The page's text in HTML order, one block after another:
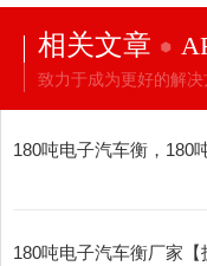
相关文章
致力于成为更好的解决
180吨电子汽车衡，180
180吨电子汽车衡厂家【